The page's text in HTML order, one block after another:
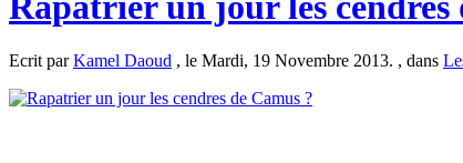
Ecrit parKamel Daoud , le Mardi, 19 Novembre 2013. , dans